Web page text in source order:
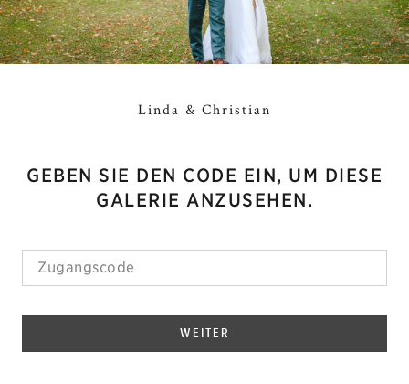
Linda & Christian
GEBEN SIE DEN CODE EIN, UM DIESE
GALERIE ANZUSEHEN.
WEITER